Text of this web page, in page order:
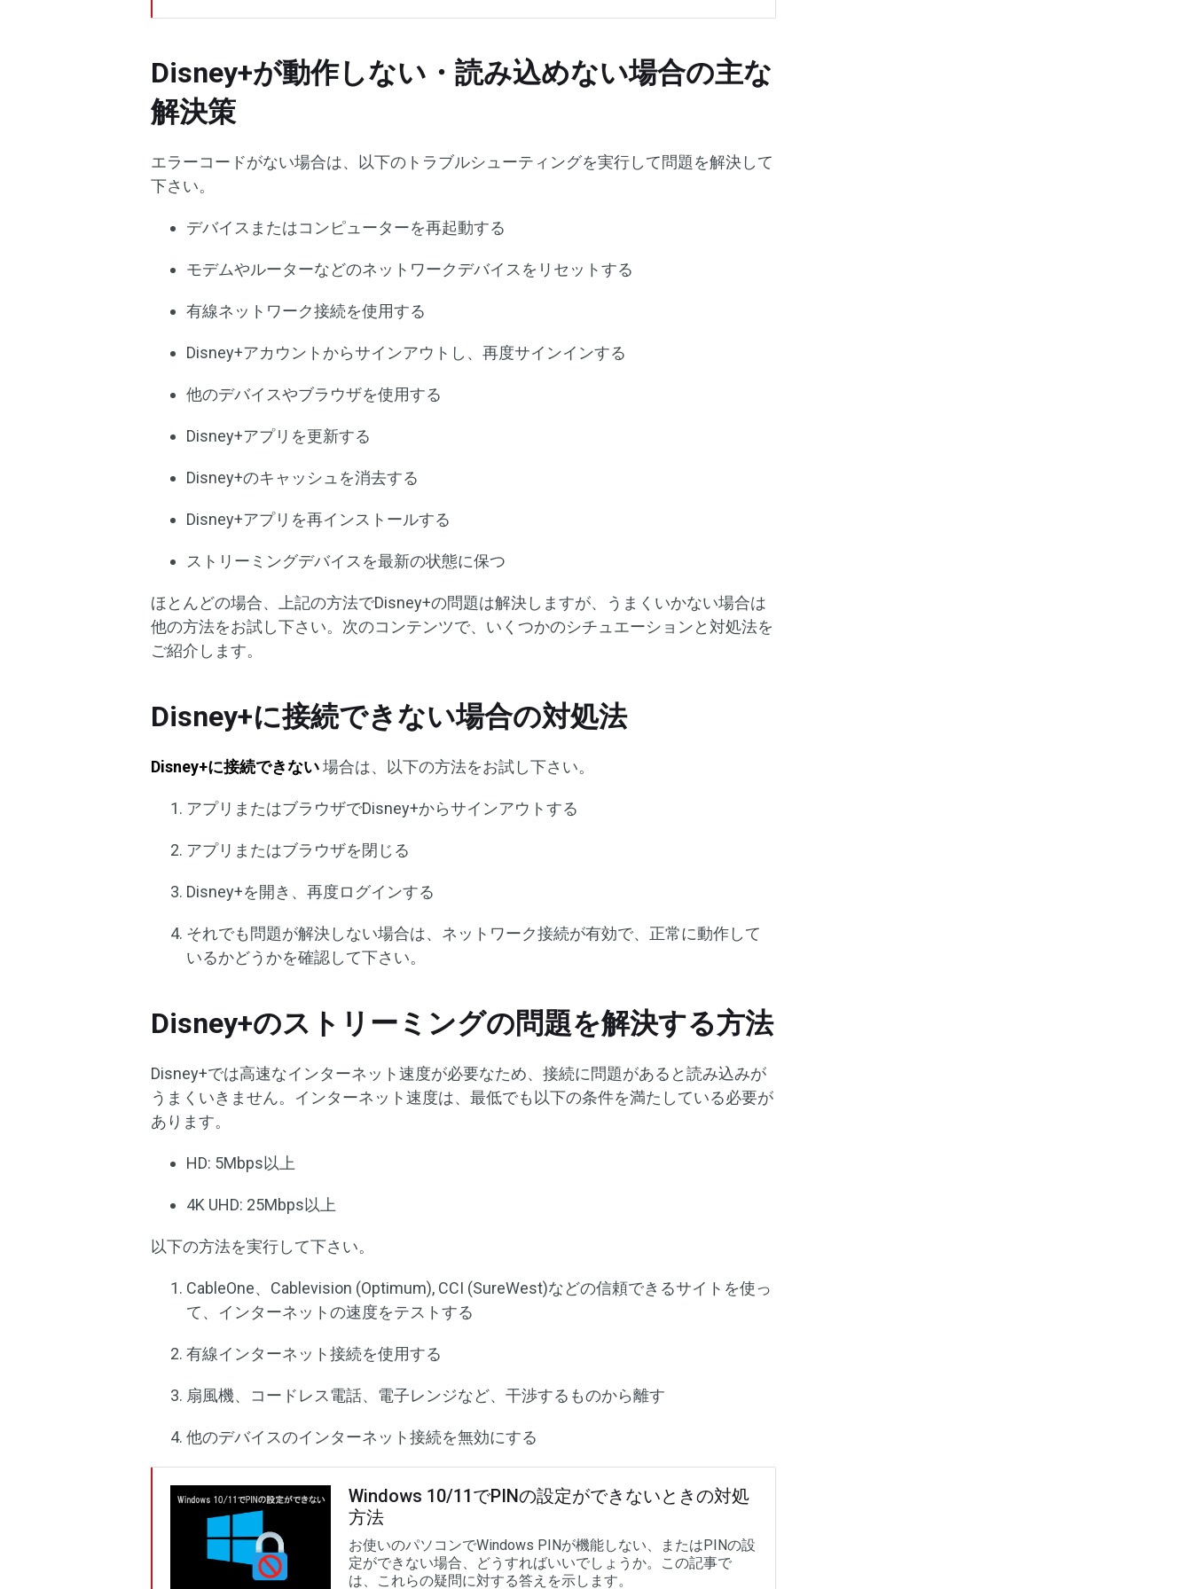
Disney+が動作しない・読み込めない場合の主な
解決策
エラーコードがない場合は、以下のトラブルシューティングを実行して問題を解決して
下さい。
デバイスまたはコンピューターを再起動する
モデムやルーターなどのネットワークデバイスをリセットする
有線ネットワーク接続を使用する
Disney+アカウントからサインアウトし、再度サインインする
他のデバイスやブラウザを使用する
Disney+アプリを更新する
Disney+のキャッシュを消去する
Disney+アプリを再インストールする
ストリーミングデバイスを最新の状態に保つ
ほとんどの場合、上記の方法でDisney+の問題は解決しますが、うまくいかない場合は
他の方法をお試し下さい。次のコンテンツで、いくつかのシチュエーションと対処法を
ご紹介します。
Disney+に接続できない場合の対処法
Disney+に接続できない場合は、以下の方法をお試し下さい。
アプリまたはブラウザでDisney+からサインアウトする
アプリまたはブラウザを閉じる
Disney+を開き、再度ログインする
それでも問題が解決しない場合は、ネットワーク接続が有効で、正常に動作して
いるかどうかを確認して下さい。
Disney+のストリーミングの問題を解決する方法
Disney+では高速なインターネット速度が必要なため、接続に問題があると読み込みが
うまくいきません。インターネット速度は、最低でも以下の条件を満たしている必要が
あります。
HD: 5Mbps以上
4K UHD: 25Mbps以上
以下の方法を実行して下さい。
CableOne、Cablevision (Optimum), CCI (SureWest)などの信頼できるサイトを使っ
て、インターネットの速度をテストする
有線インターネット接続を使用する
扇風機、コードレス電話、電子レンジなど、干渉するものから離す
他のデバイスのインターネット接続を無効にする
Windows 10/11でPINの設定ができないときの対処
方法
お使いのパソコンでWindows PINが機能しない、またはPINの設
定ができない場合、どうすればいいでしょうか。この記事で
は、これらの疑問に対する答えを示します。